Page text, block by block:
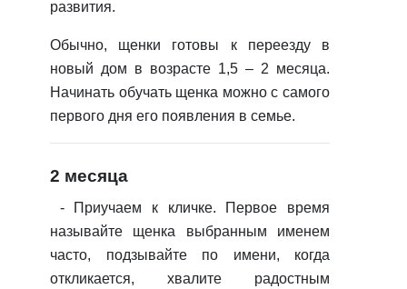
развития.
Обычно, щенки готовы к переезду в
новый дом в возрасте 1,5 – 2 месяца.
Начинать обучать щенка можно с самого
первого дня его появления в семье.
2 месяца
- Приучаем к кличке. Первое время
называйте щенка выбранным именем
часто, подзывайте по имени, когда
откликается, хвалите радостным